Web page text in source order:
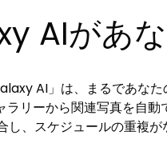
AIがあ
AI」は、まるであな
リーから関連写真を自
、スケジュールの重複